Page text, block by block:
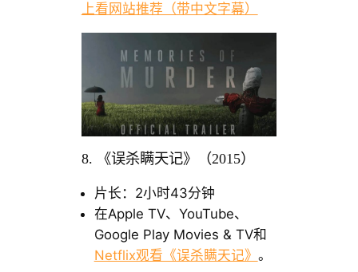
上看网站推荐（带中文字幕）
8. 《误杀瞒天记》（2015）
片长：2小时43分钟
在Apple TV、YouTube、
Google Play Movies & TV和
Netflix观看《误杀瞒天记》 。